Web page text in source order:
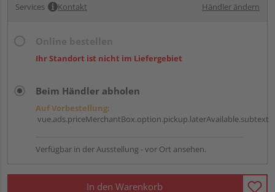
Services Kontakt Händler ändern
Ihr Standort ist nicht im Liefergebiet
Beim Händler abholen
Auf Vorbestellung:
vue.ads.priceMerchantBox.option.pickup.laterAvailable.subtext
Verfügbar in der Ausstellung - vor Ort ansehen.
In den Warenkorb